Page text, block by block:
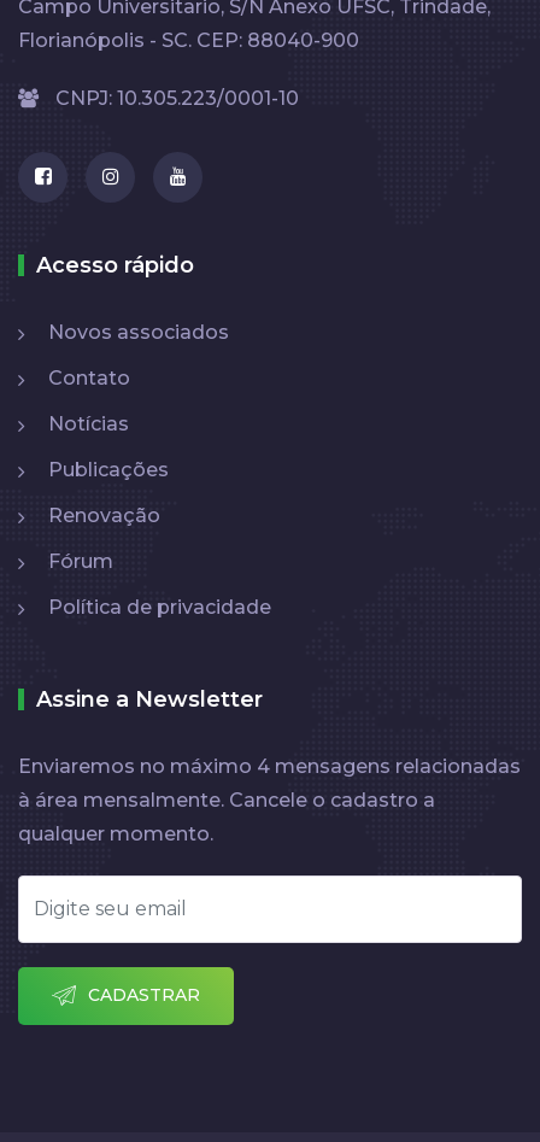
Campo Universitario, S/N Anexo UFSC, Trindade,
Florianópolis - SC. CEP: 88040-900
CNPJ: 10.305.223/0001-10
Acesso rápido
Novos associados
Contato
Notícias
Publicações
Renovação
Fórum
Política de privacidade
Assine a Newsletter
Enviaremos no máximo 4 mensagens relacionadas
à área mensalmente. Cancele o cadastro a
qualquer momento.
CADASTRAR